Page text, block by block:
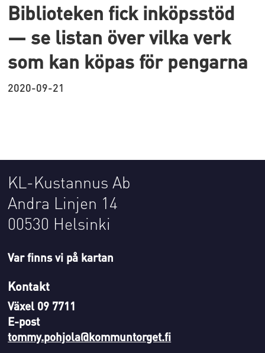
Biblioteken fick inköpsstöd
— se listan över vilka verk
som kan köpas för pengarna
2020-09-21
KL-Kustannus Ab
Andra Linjen 14
00530 Helsinki
Var finns vi på kartan
Kontakt
Växel 09 7711
E-post
tommy.pohjola@kommuntorget.fi